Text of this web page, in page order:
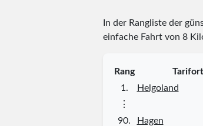
In der Rangliste der
einfache Fahrt von 8
Rang Tarifort
1.
Helgoland
⋮
90.
Hagen